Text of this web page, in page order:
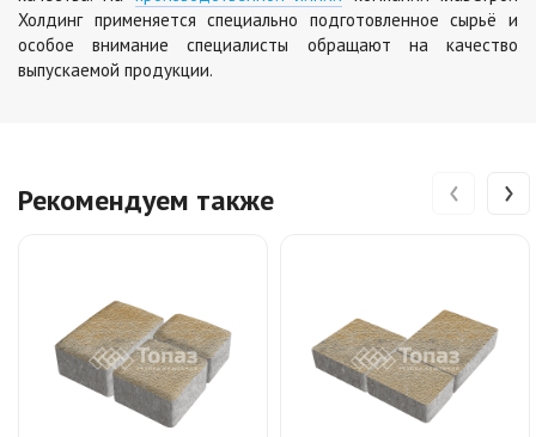
Холдинг применяется специально подготовленное сырьё и
особое внимание специалисты обращают на качество
выпускаемой продукции.
Рекомендуем также ‹ ›